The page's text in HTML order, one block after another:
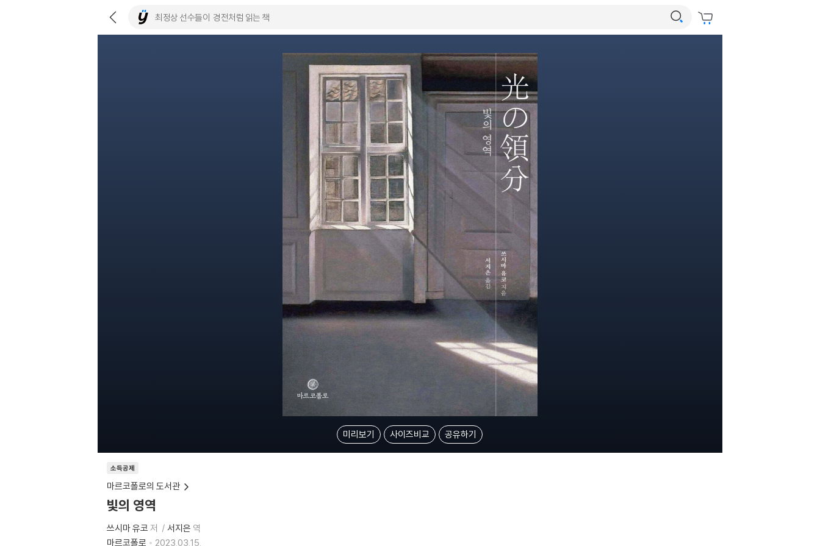
미리보기 사이즈비교 공유하기
소득공제
마르코폴로의 도서관
빛의 영역
쓰시마 유코 저 서지은 역
마르코폴로
2023.03.15.